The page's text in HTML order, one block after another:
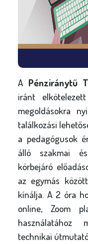
A Pénziránytű
iránt
megoldásokra
találkozási
a pedagógusok
álló szakmai
körbejáró
az egymás
kínálja. A 2 óra
online, Zoom
használatához
technikai